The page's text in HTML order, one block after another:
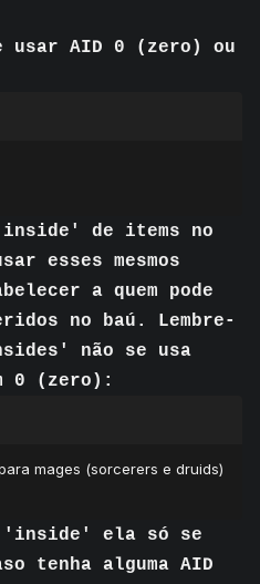
usar AID 0 (zero) ou
'inside' de items no
esses mesmos
a quem pode
no baú. Lembre-
não se usa
0 (zero) :
mages (sorcerers e druids)
'inside' ela só se
tenha alguma AID